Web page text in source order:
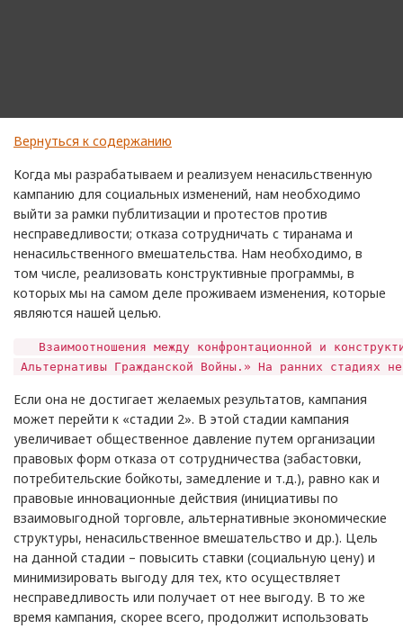
Вернуться к содержанию
Когда мы разрабатываем и реализуем ненасильственную
кампанию для социальных изменений, нам необходимо
выйти за рамки публитизации и протестов против
несправедливости; отказа сотрудничать с тиранама и
ненасильственного вмешательства. Нам необходимо, в
том числе, реализовать конструктивные программы, в
которых мы на самом деле проживаем изменения, которые
являются нашей целью.
Взаимоотношения между конфронтационной и
Альтернативы Гражданской Войны.» На ранних стадиях
Если она не достигает желаемых результатов, кампания
может перейти к «стадии 2». В этой стадии кампания
увеличивает общественное давление путем организации
правовых форм отказа от сотрудничества (забастовки,
потребительские бойкоты, замедление и т.д.), равно как и
правовые инновационные действия (инициативы по
взаимовыгодной торговле, альтернативные экономические
структуры, ненасильственное вмешательство и др.). Цель
на данной стадии – повысить ставки (социальную цену) и
минимизировать выгоду для тех, кто осуществляет
несправедливость или получает от нее выгоду. В то же
время кампания, скорее всего, продолжит использовать